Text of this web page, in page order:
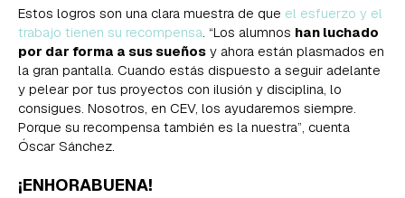
Estos logros son una clara muestra de que el esfuerzo y el
trabajo tienen su recompensa. “Los alumnos han luchado
por dar forma a sus sueños y ahora están plasmados en
la gran pantalla. Cuando estás dispuesto a seguir adelante
y pelear por tus proyectos con ilusión y disciplina, lo
consigues. Nosotros, en CEV, los ayudaremos siempre.
Porque su recompensa también es la nuestra”, cuenta
Óscar Sánchez.
¡ENHORABUENA!